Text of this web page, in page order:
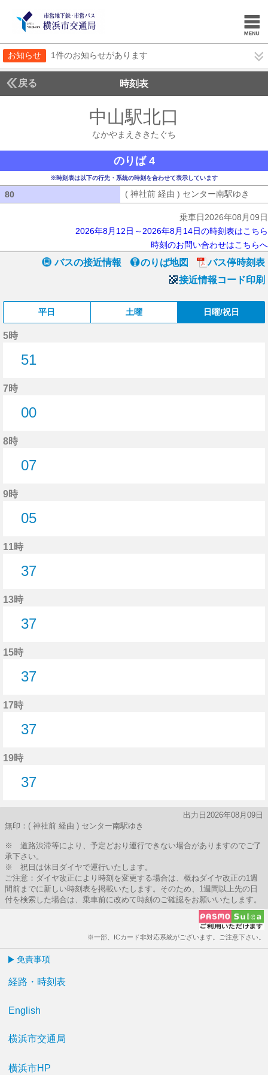
お知らせ 1件のお知らせがあります
戻る 時刻表
中山駅北口
なかやまえききたぐち
のりば 4
※時刻表は以下の行先・系統の時刻を合わせて表示しています
80 ( 神社前 経由 ) センター南駅ゆき
乗車日2026年08月09日
2026年8月12日～2026年8月14日の時刻表はこちら
時刻のお問い合わせはこちらへ
バスの接近情報 のりば地図
バス停時刻表
接近情報コード印刷
平日 土曜 日曜/祝日
5時
51
7時
00
8時
07
9時
05
11時
37
13時
37
15時
37
17時
37
19時
37
出力日2026年08月09日
無印：( 神社前 経由 ) センター南駅ゆき
※ 道路渋滞等により、予定どおり運行できない場合がありますのでご了
承下さい。
※ 祝日は休日ダイヤで運行いたします。
ご注意：ダイヤ改正により時刻を変更する場合は、概ねダイヤ改正の1週
間前までに新しい時刻表を掲載いたします。そのため、1週間以上先の日
付を検索した場合は、乗車前に改めて時刻のご確認をお願いいたします。
※一部、ICカード非対応系統がございます。ご注意下さい。
免責事項
経路・時刻表
English
横浜市交通局
横浜市HP